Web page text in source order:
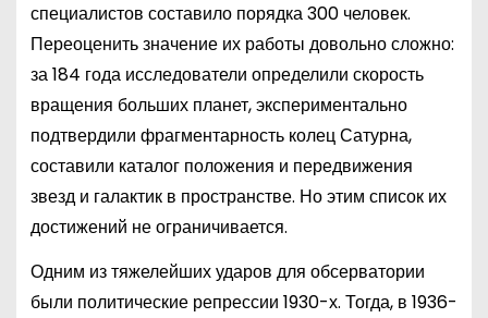
специалистов составило порядка 300 человек.
Переоценить значение их работы довольно сложно:
за 184 года исследователи определили скорость
вращения больших планет, экспериментально
подтвердили фрагментарность колец Сатурна,
составили каталог положения и передвижения
звезд и галактик в пространстве. Но этим список их
достижений не ограничивается.
Одним из тяжелейших ударов для обсерватории
были политические репрессии 1930-х. Тогда, в 1936-